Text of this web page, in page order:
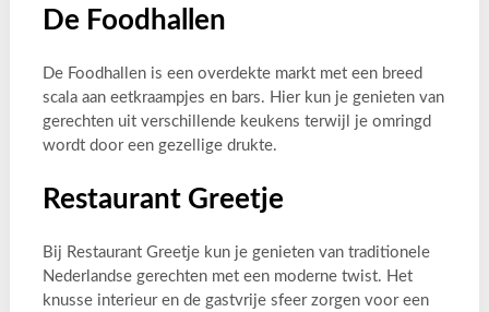
De Foodhallen
De Foodhallen is een overdekte markt met een breed
scala aan eetkraampjes en bars. Hier kun je genieten van
gerechten uit verschillende keukens terwijl je omringd
wordt door een gezellige drukte.
Restaurant Greetje
Bij Restaurant Greetje kun je genieten van traditionele
Nederlandse gerechten met een moderne twist. Het
knusse interieur en de gastvrije sfeer zorgen voor een